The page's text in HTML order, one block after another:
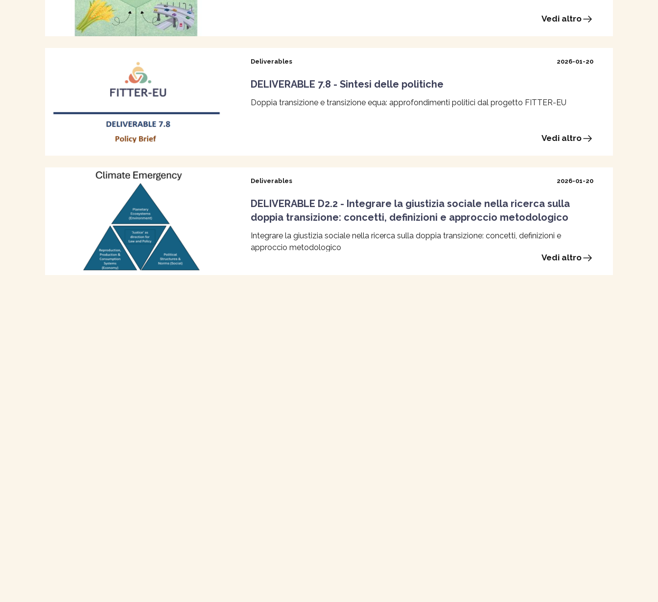
Vedi altro
Deliverables 2026-01-20
DELIVERABLE 7.8 - Sintesi delle politiche
Doppia transizione e transizione equa: approfondimenti politici dal progetto FITTER-EU
Vedi altro
Deliverables 2026-01-20
DELIVERABLE D2.2 - Integrare la giustizia sociale nella ricerca sulla
doppia transizione: concetti, definizioni e approccio metodologico
Integrare la giustizia sociale nella ricerca sulla doppia transizione: concetti, definizioni e
approccio metodologico
Vedi altro